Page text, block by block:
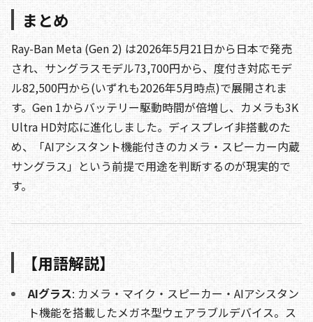
まとめ
Ray-Ban Meta (Gen 2) は2026年5月21日から日本で発売
され、サングラスモデル73,700円から、度付き対応モデ
ル82,500円から(いずれも2026年5月時点)で展開されま
す。Gen 1からバッテリー駆動時間が倍増し、カメラも3K
Ultra HD対応に進化しました。ディスプレイ非搭載のた
め、「AIアシスタント機能付きのカメラ・スピーカー内蔵
サングラス」という前提で用途を判断するのが現実的で
す。
【用語解説】
AIグラス: カメラ・マイク・スピーカー・AIアシスタン
ト機能を搭載したメガネ型ウェアラブルデバイス。ス